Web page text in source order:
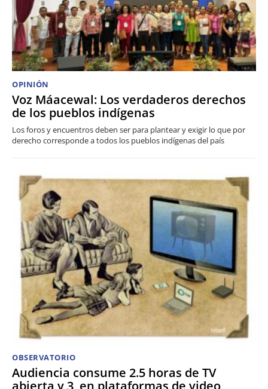
OPINIÓN
Voz Máacewal: Los verdaderos derechos
de los pueblos indígenas
Los foros y encuentros deben ser para plantear y exigir lo que por
derecho corresponde a todos los pueblos indígenas del país
OBSERVATORIO
Audiencia consume 2.5 horas de TV
abierta y 3, en plataformas de video